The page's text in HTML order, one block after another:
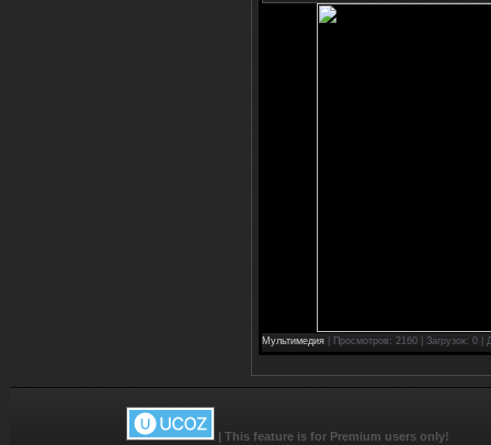
Мультимедия | Просмотров: 2160 | Загрузок: 0 |
| This feature is for Premium users only!